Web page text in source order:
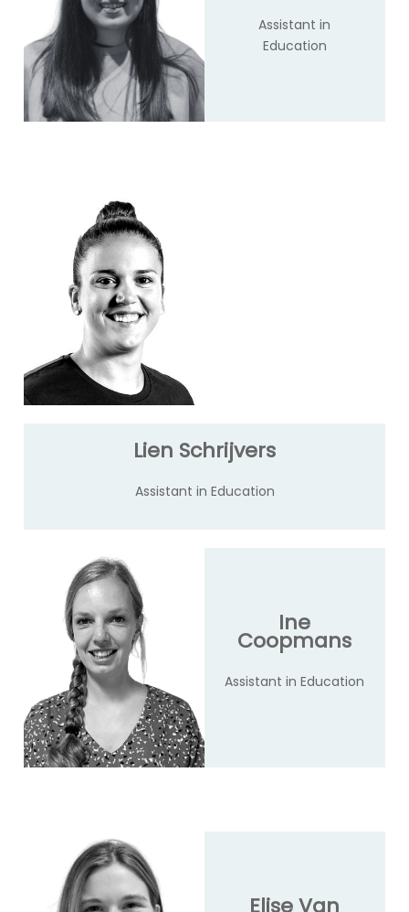
Assistant in
Education
Lien Schrijvers
Assistant in Education
Ine
Coopmans
Assistant in Education
Elise Van